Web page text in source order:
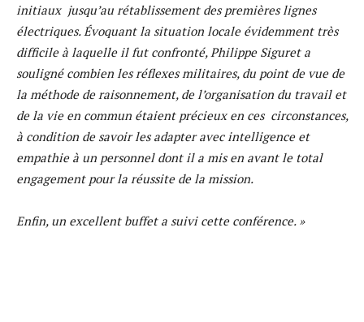
initiaux jusqu’au rétablissement des premières lignes
électriques. Évoquant la situation locale évidemment très
difficile à laquelle il fut confronté, Philippe Siguret a
souligné combien les réflexes militaires, du point de vue de
la méthode de raisonnement, de l’organisation du travail et
de la vie en commun étaient précieux en ces circonstances,
à condition de savoir les adapter avec intelligence et
empathie à un personnel dont il a mis en avant le total
engagement pour la réussite de la mission.
Enfin, un excellent buffet a suivi cette conférence. »